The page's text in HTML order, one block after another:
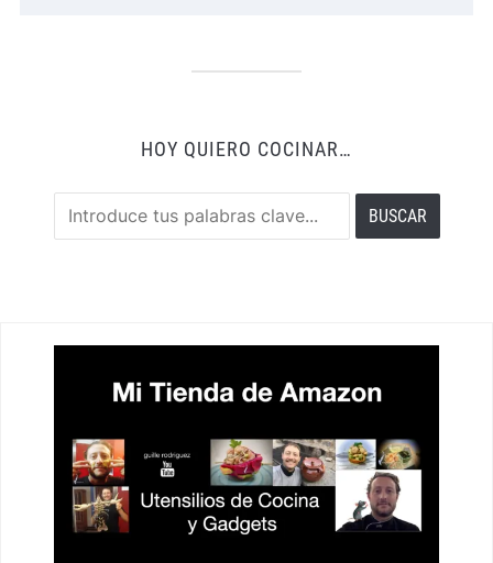
HOY QUIERO COCINAR…